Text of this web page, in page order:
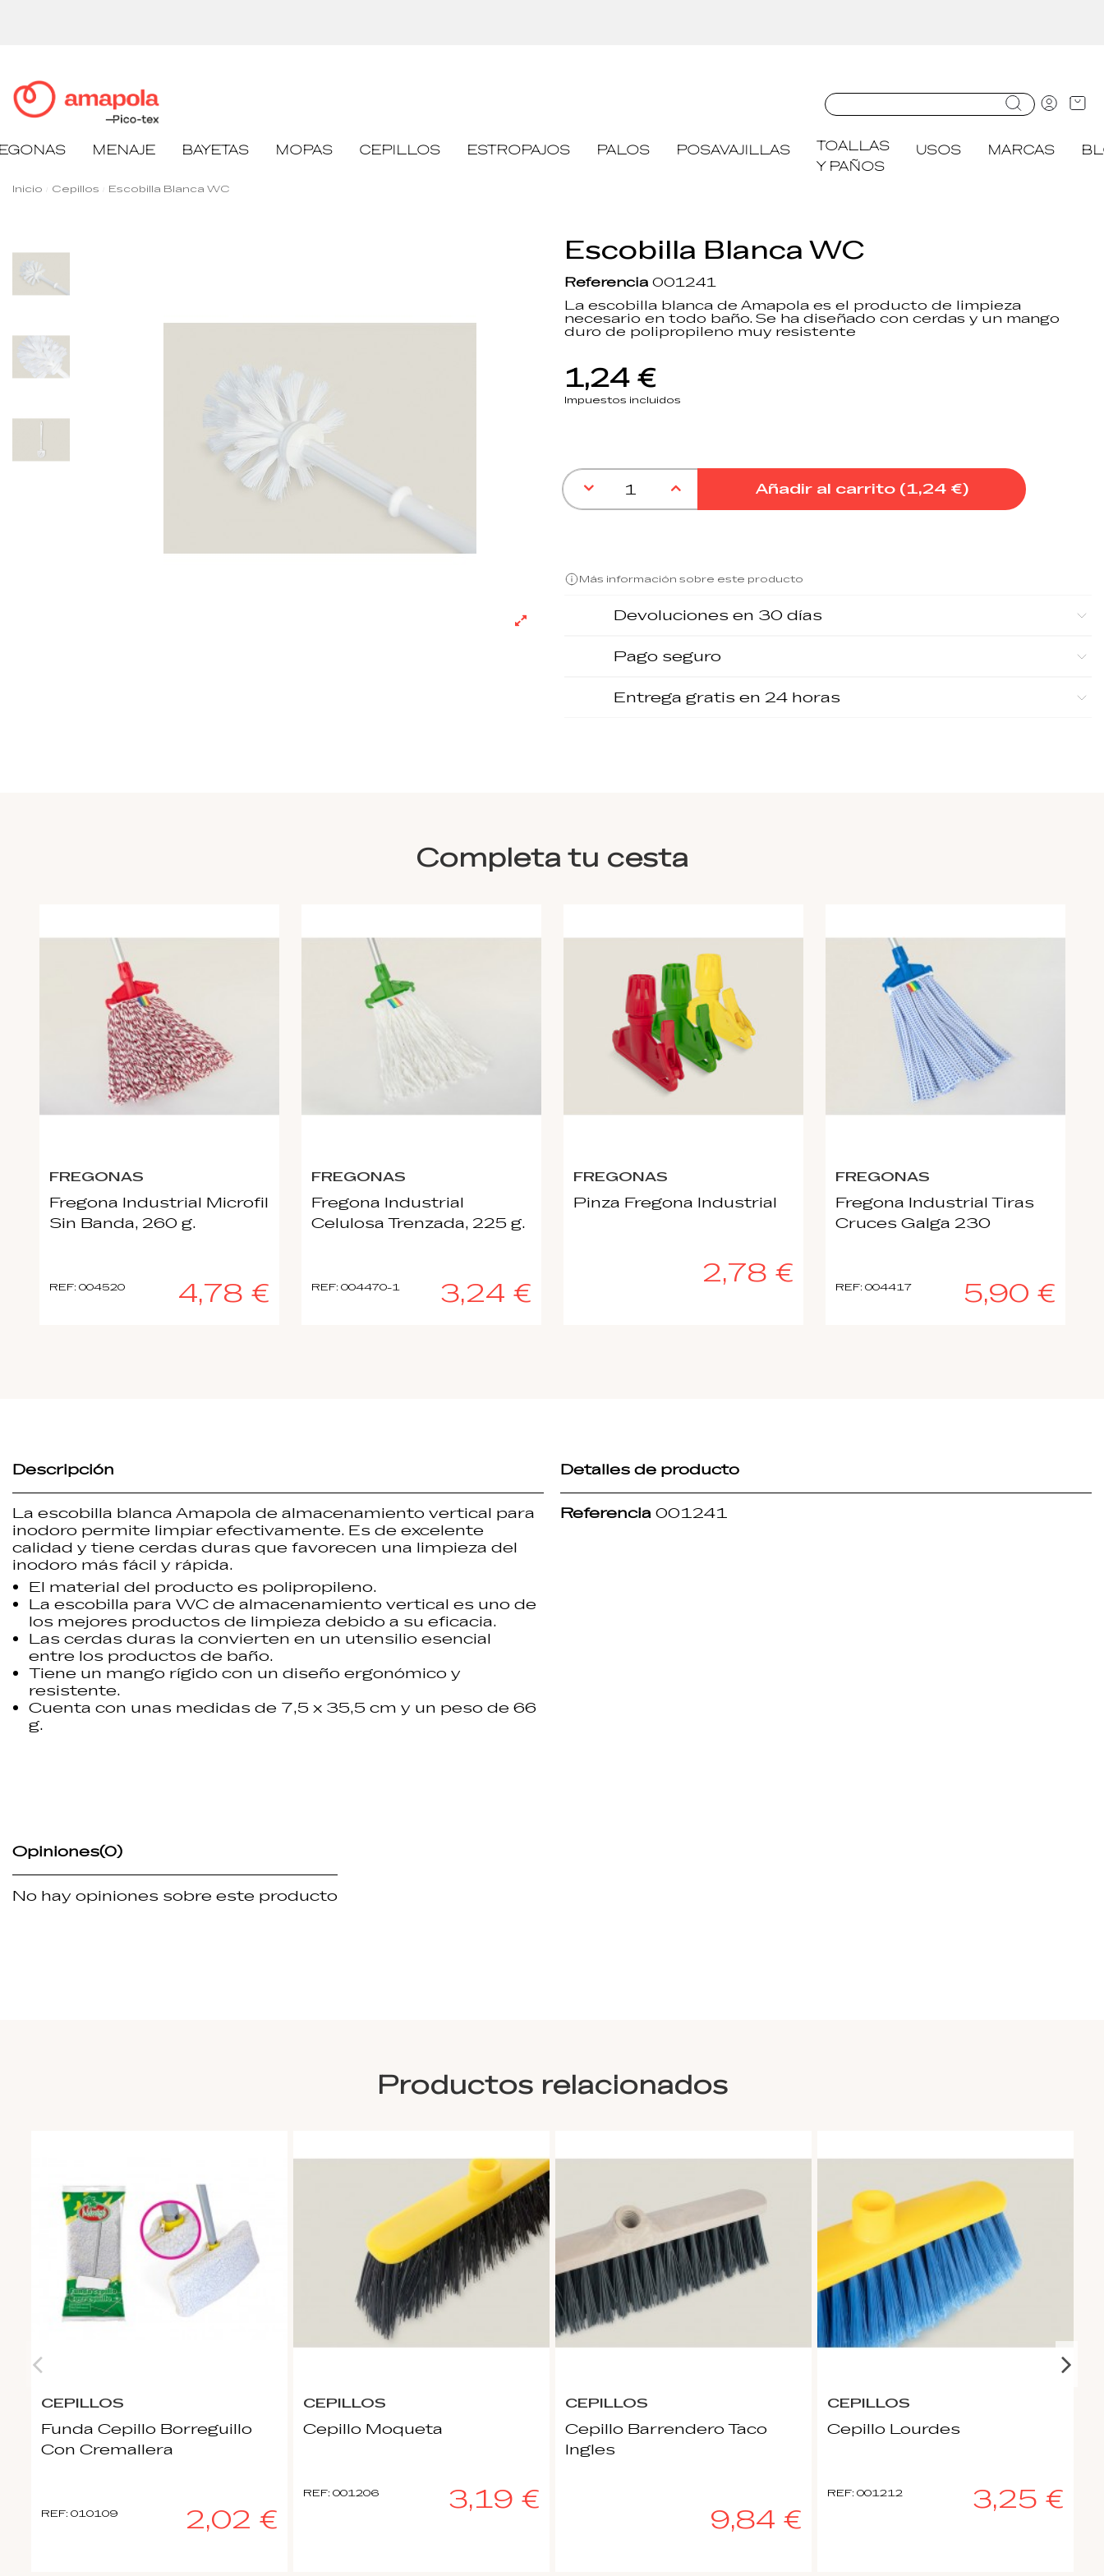
MENAJE BAYETAS MOPAS CEPILLOS ESTROPAJOS PALOS POSAVAJILLAS
TOALLAS
Y PAÑOS
USOS MARCAS
Inicio Cepillos Escobilla Blanca WC
Escobilla Blanca WC
Referencia 001241
La escobilla blanca de Amapola es el producto de limpieza
necesario en todo baño. Se ha diseñado con cerdas y un mango
duro de polipropileno muy resistente
1,24 €
Impuestos incluidos
Añadir al carrito (1,24 €)
Más información sobre este producto
Devoluciones en 30 días
Pago seguro
Entrega gratis en 24 horas
Completa tu cesta
FREGONAS
Fregona Industrial Microfil
Sin Banda, 260 g.
REF: 004520 4,78 €
FREGONAS
Fregona Industrial
Celulosa Trenzada, 225 g.
REF: 004470-1 3,24 €
FREGONAS
Pinza Fregona Industrial
2,78 €
FREGONAS
Fregona Industrial Tiras
Cruces Galga 230
REF: 004417 5,90 €
Descripción
La escobilla blancaAmapola de almacenamiento vertical para
inodoro permite limpiar efectivamente. Es de excelente
calidad y tiene cerdas duras que favorecen una limpieza del
inodoro más fácil y rápida.
El material del producto es polipropileno.
La escobilla para WCde almacenamiento vertical es uno de
los mejores productos de limpieza debido a su eficacia.
Las cerdas duras la convierten en un utensilio esencial
entre los productos de baño.
Tiene un mango rígidocon un diseño ergonómico y
resistente.
Cuenta con unas medidas de 7,5 x 35,5 cm y un peso de 66
g.
Detalles de producto
Referencia001241
Opiniones(0)
No hay opiniones sobre este producto
Productos relacionados
CEPILLOS
Funda Cepillo Borreguillo
Con Cremallera
REF: 010109 2,02 €
CEPILLOS
Cepillo Moqueta
REF: 001206 3,19 €
CEPILLOS
Cepillo Barrendero Taco
Ingles
9,84 €
CEPILLOS
Cepillo Lourdes
REF: 001212 3,25 €